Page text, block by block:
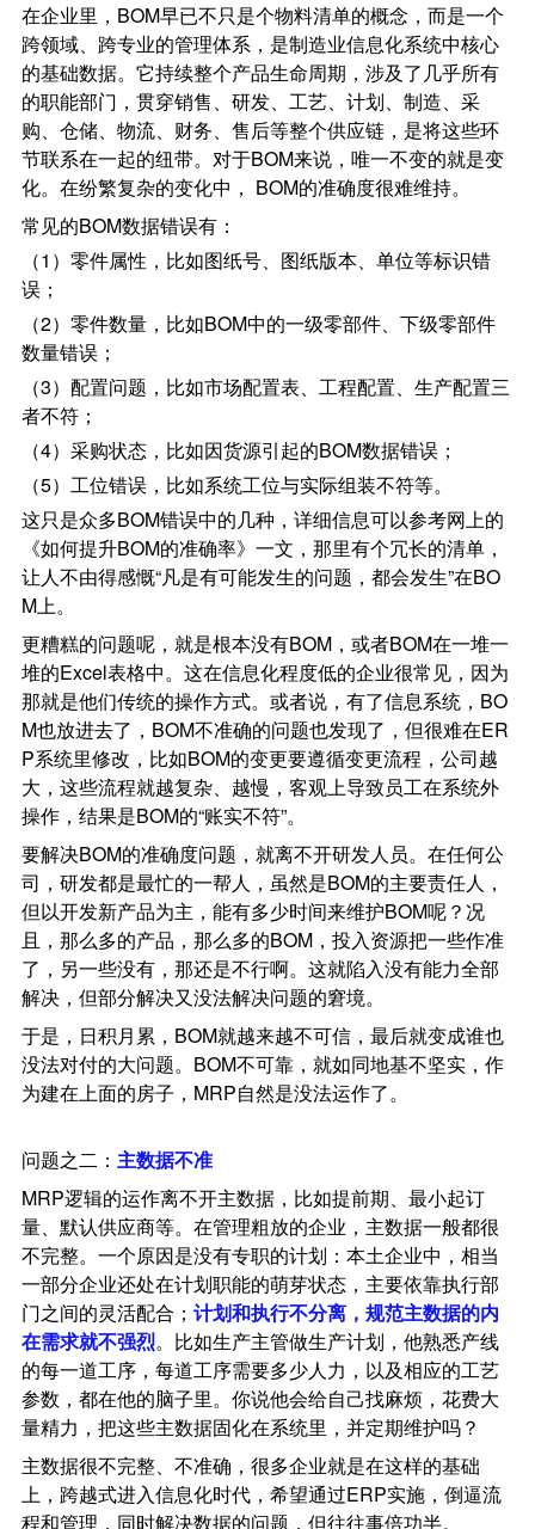
在企业里，BOM早已不只是个物料清单的概念，而是一个
跨领域、跨专业的管理体系，是制造业信息化系统中核心
的基础数据。它持续整个产品生命周期，涉及了几乎所有
的职能部门，贯穿销售、研发、工艺、计划、制造、采
购、仓储、物流、财务、售后等整个供应链，是将这些环
节联系在一起的纽带。对于BOM来说，唯一不变的就是变
化。在纷繁复杂的变化中， BOM的准确度很难维持。
常见的BOM数据错误有：
（1）零件属性，比如图纸号、图纸版本、单位等标识错
误；
（2）零件数量，比如BOM中的一级零部件、下级零部件
数量错误；
（3）配置问题，比如市场配置表、工程配置、生产配置三
者不符；
（4）采购状态，比如因货源引起的BOM数据错误；
（5）工位错误，比如系统工位与实际组装不符等。
这只是众多BOM错误中的几种，详细信息可以参考网上的
《如何提升BOM的准确率》一文，那里有个冗长的清单，
让人不由得感慨“凡是有可能发生的问题，都会发生”在BO
M上。
更糟糕的问题呢，就是根本没有BOM，或者BOM在一堆一
堆的Excel表格中。这在信息化程度低的企业很常见，因为
那就是他们传统的操作方式。或者说，有了信息系统，BO
M也放进去了，BOM不准确的问题也发现了，但很难在ER
P系统里修改，比如BOM的变更要遵循变更流程，公司越
大，这些流程就越复杂、越慢，客观上导致员工在系统外
操作，结果是BOM的“账实不符”。
要解决BOM的准确度问题，就离不开研发人员。在任何公
司，研发都是最忙的一帮人，虽然是BOM的主要责任人，
但以开发新产品为主，能有多少时间来维护BOM呢？况
且，那么多的产品，那么多的BOM，投入资源把一些作准
了，另一些没有，那还是不行啊。这就陷入没有能力全部
解决，但部分解决又没法解决问题的窘境。
于是，日积月累，BOM就越来越不可信，最后就变成谁也
没法对付的大问题。BOM不可靠，就如同地基不坚实，作
为建在上面的房子，MRP自然是没法运作了。
问题之二： 主数据不准
MRP逻辑的运作离不开主数据，比如提前期、最小起订
量、默认供应商等。在管理粗放的企业，主数据一般都很
不完整。一个原因是没有专职的计划：本土企业中，相当
一部分企业还处在计划职能的萌芽状态，主要依靠执行部
门之间的灵活配合； 计划和执行不分离，规范主数据的内
在需求就不强烈。比如生产主管做生产计划，他熟悉产线
的每一道工序，每道工序需要多少人力，以及相应的工艺
参数，都在他的脑子里。你说他会给自己找麻烦，花费大
量精力，把这些主数据固化在系统里，并定期维护吗？
主数据很不完整、不准确，很多企业就是在这样的基础
上，跨越式进入信息化时代，希望通过ERP实施，倒逼流
程和管理，同时解决数据的问题，但往往事倍功半。